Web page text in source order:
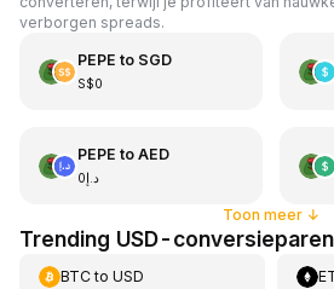
verborgen spreads.
PEPE to SGD
S$0
PEPE to AED
د.إ0
Toon meer↓
Trending USD-conversieparen
BTCto USD